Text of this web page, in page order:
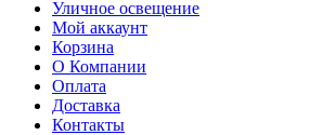
Уличное освещение
Мой аккаунт
Корзина
О Компании
Оплата
Доставка
Контакты